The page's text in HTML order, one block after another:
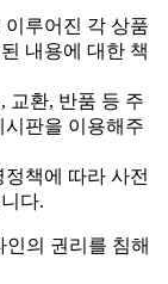
루어진 각 상품
내용에 대한 책
교환, 반품 등 주
시판을 이용해주
책에 따라 사전
다.
의 권리를 침해